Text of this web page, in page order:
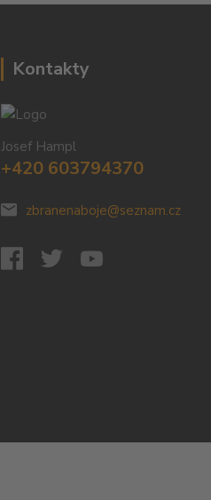
Kontakty
Josef Hampl
+420 603794370
zbranenaboje@seznam.cz